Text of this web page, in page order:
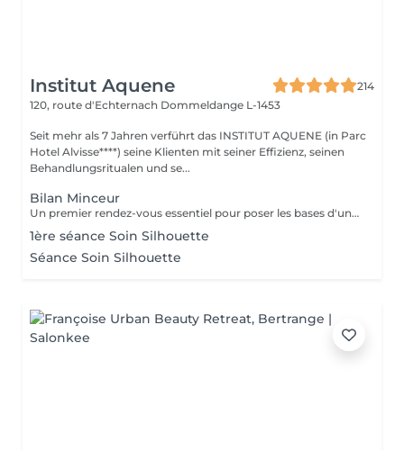
Institut Aquene
214
120, route d'Echternach Dommeldange L-1453
Seit mehr als 7 Jahren verführt das INSTITUT AQUENE (in Parc
Hotel Alvisse****) seine Klienten mit seiner Effizienz, seinen
Behandlungsritualen und se...
Bilan Minceur
Un premier rendez-vous essentiel pour poser les bases d'un accompagnement efficace et personnalisé. Lors de ce bilan, nous analysons votre morphologie, vos habitudes, votre hygiène de vie et vos objectifs. Cela nous permet de comprendre les causes profondes de vos difficultés et de définir ensemble un programme adapté : soins, fréquence, conseils, cosmétique, hygiène de vie. Objectif : construire un plan minceur global, réaliste et efficace, en lien avec votre corps et vos besoins.
1ère séance Soin Silhouette
Séance Soin Silhouette